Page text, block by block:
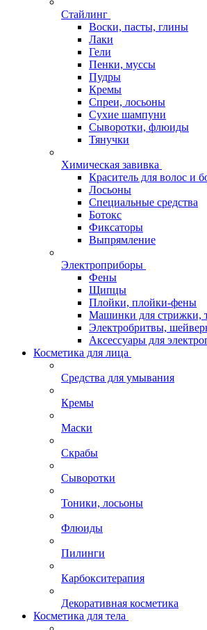
Стайлинг
Воски, пасты, глины
Лаки
Гели
Пенки, муссы
Пудры
Кремы
Спреи, лосьоны
Сухие шампуни
Сыворотки, флюиды
Тянучки
Химическая завивка
Краситель для волос и
Лосьоны
Специальные средства
Ботокс
Фиксаторы
Выпрямление
Электроприборы
Фены
Щипцы
Плойки, плойки-фены
Машинки для стрижки,
Электробритвы,
Аксессуары для
Косметика для лица
Средства для умывания
Кремы
Маски
Скрабы
Сыворотки
Тоники, лосьоны
Флюиды
Пилинги
Карбокситерапия
Декоративная косметика
Косметика для тела